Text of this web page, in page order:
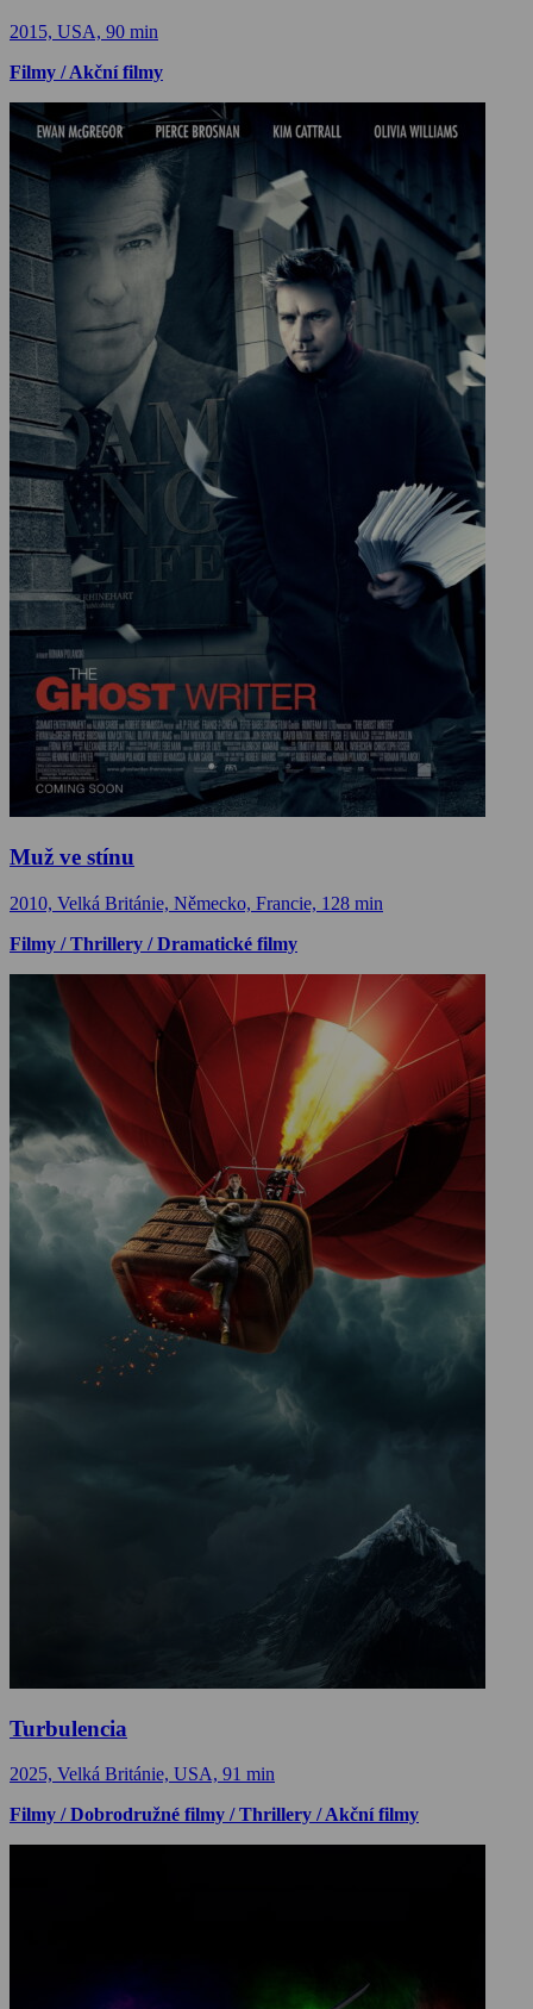
2015, USA, 90 min
Filmy / Akční filmy
Muž ve stínu
2010, Velká Británie, Německo, Francie, 128 min
Filmy / Thrillery / Dramatické filmy
Turbulencia
2025, Velká Británie, USA, 91 min
Filmy / Dobrodružné filmy / Thrillery / Akční filmy